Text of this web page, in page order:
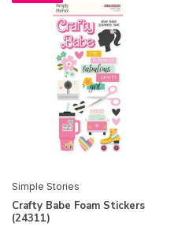
Simple Stories
Crafty Babe Foam Stickers
(24311)